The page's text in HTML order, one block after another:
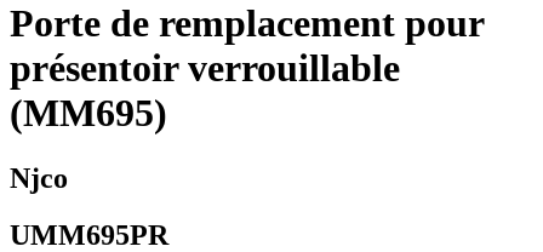
Porte de remplacement pour
présentoir verrouillable
(MM695)
Njco
UMM695PR